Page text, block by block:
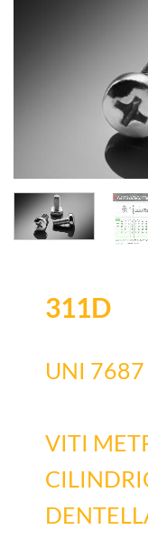
311D
UNI
VITI